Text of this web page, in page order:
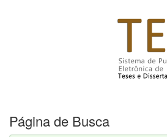
Página de Busca